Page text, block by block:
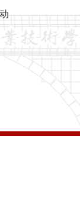
有的在技术创
，有的在文体赛
最亮丽的底
发放仪式，既是
实立德树人根
希望全体川电
息、追求卓
张娅；图片：